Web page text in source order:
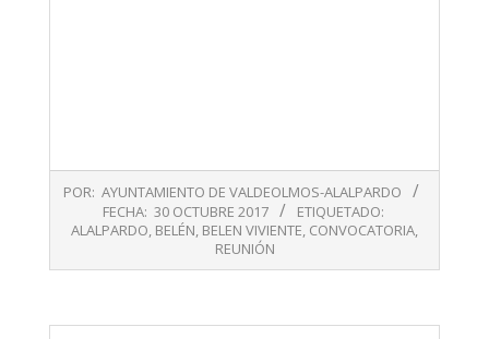
10-
POR: AYUNTAMIENTO DE VALDEOLMOS-ALALPARDO
FECHA: 30 OCTUBRE 2017
ETIQUETADO:
ALALPARDO, BELÉN, BELEN VIVIENTE, CONVOCATORIA,
REUNIÓN